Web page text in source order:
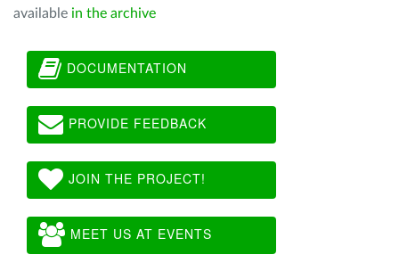
available in the archive
DOCUMENTATION
PROVIDE FEEDBACK
JOIN THE PROJECT!
MEET US AT EVENTS